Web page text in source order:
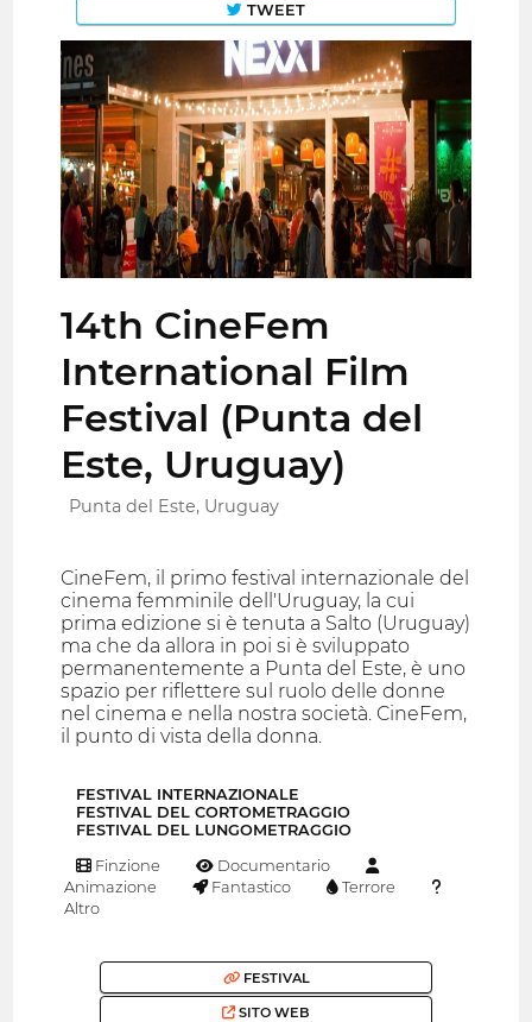
TWEET
14th CineFem
International Film
Festival (Punta del
Este, Uruguay)
Punta del Este, Uruguay
CineFem, il primo festival internazionale del
cinema femminile dell'Uruguay, la cui
prima edizione si è tenuta a Salto (Uruguay)
ma che da allora in poi si è sviluppato
permanentemente a Punta del Este, è uno
spazio per riflettere sul ruolo delle donne
nel cinema e nella nostra società. CineFem,
il punto di vista della donna.
FESTIVAL INTERNAZIONALE
FESTIVAL DEL CORTOMETRAGGIO
FESTIVAL DEL LUNGOMETRAGGIO
Finzione
Documentario
Animazione
Fantastico
Terrore
Altro
FESTIVAL
SITO WEB